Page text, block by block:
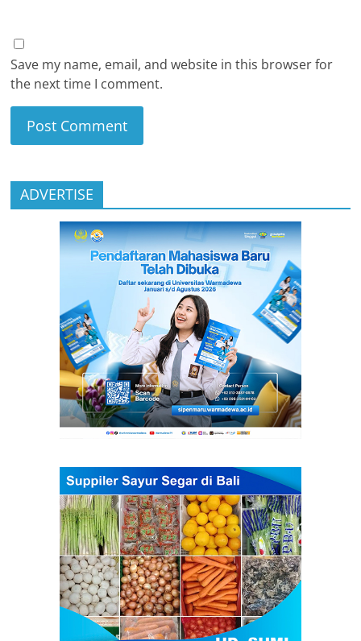
Save my name, email, and website in this browser for
the next time I comment.
ADVERTISE